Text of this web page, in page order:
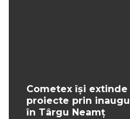
Cometex își extinde
proiecte prin
în Târgu Neamț